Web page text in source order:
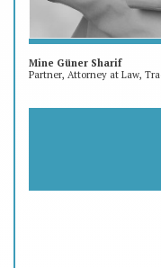
Mine Güner Sharif
Partner, Attorney at Law,